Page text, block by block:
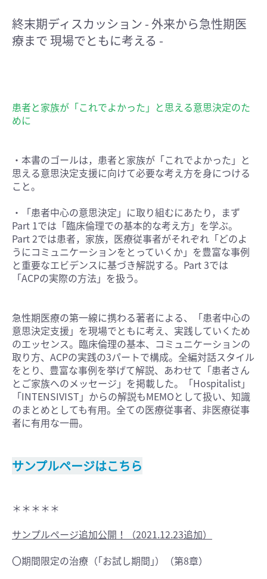
終末期ディスカッション - 外来から急性期医
療まで 現場でともに考える -
患者と家族が「これでよかった」と思える意思決定のた
めに
・本書のゴールは，患者と家族が「これでよかった」と
思える意思決定支援に向けて必要な考え方を身につける
こと。
・「患者中心の意思決定」に取り組むにあたり，まず
Part 1では「臨床倫理での基本的な考え方」を学ぶ。
Part 2では患者，家族，医療従事者がそれぞれ「どのよ
うにコミュニケーションをとっていくか」を豊富な事例
と重要なエビデンスに基づき解説する。Part 3では
「ACPの実際の方法」を扱う。
急性期医療の第一線に携わる著者による、「患者中心の
意思決定支援」を現場でともに考え、実践していくため
のエッセンス。臨床倫理の基本、コミュニケーションの
取り方、ACPの実践の3パートで構成。全編対話スタイル
をとり、豊富な事例を挙げて解説、あわせて「患者さん
とご家族へのメッセージ」を掲載した。「Hospitalist」
「INTENSIVIST」からの解説もMEMOとして扱い、知識
のまとめとしても有用。全ての医療従事者、非医療従事
者に有用な一冊。
サンプルページはこちら
＊＊＊＊＊
サンプルページ追加公開！（2021.12.23追加）
〇期間限定の治療（｢お試し期間｣）（第8章）